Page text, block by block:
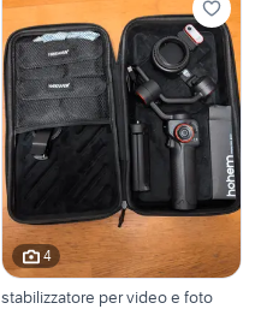
4
stabilizzatore per video e foto